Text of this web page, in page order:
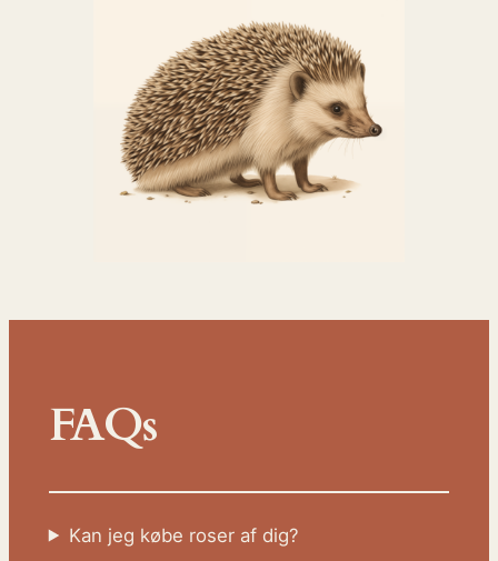
FAQs
Kan jeg købe roser af dig?